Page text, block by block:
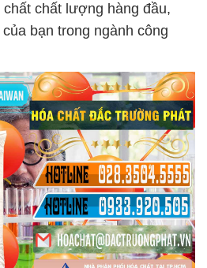
chất lượng hàng đầu,
bạn trong ngành công